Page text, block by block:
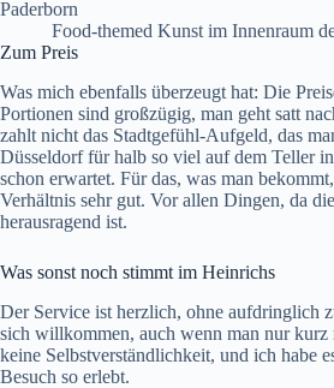
Food-themed Kunst im Innenraum
Zum Preis
Was mich ebenfalls überzeugt hat: Die
Portionen sind großzügig, man geht satt
zahlt nicht das Stadtgefühl-Aufgeld, das
Düsseldorf für halb so viel auf dem Teller
schon erwartet. Für das, was man
Verhältnis sehr gut. Vor allen Dingen, da
herausragend ist.
Was sonst noch stimmt im Heinrichs
Der Service ist herzlich, ohne aufdringlich
sich willkommen, auch wenn man nur kurz
keine Selbstverständlichkeit, und ich habe
Besuch so erlebt.